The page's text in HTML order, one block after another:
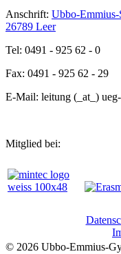
Anschrift: Ubbo-Emmius-
26789 Leer
Tel: 0491 - 925 62 - 0
Fax: 0491 - 925 62 - 29
E-Mail: leitung (_at_)
Mitglied bei:
© 2026 Ubbo-Emmius-